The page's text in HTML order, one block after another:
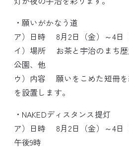
・願いがかなう道
ア）日時 8月2日（金）～4日（
イ）場所 お茶と宇治のまち歴
公園、他
ウ）内容 願いをこめた短冊
を設置します。
・NAKEDディスタンス提灯
ア）日時 8月2日（金）～4日
午後9時